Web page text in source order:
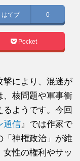
はてブ 0
Pocket
撃により、混迷が
、核問題や軍事衝
ようです。今回
通信 』では作家で
「神権政治」が維
性の権利やサッ